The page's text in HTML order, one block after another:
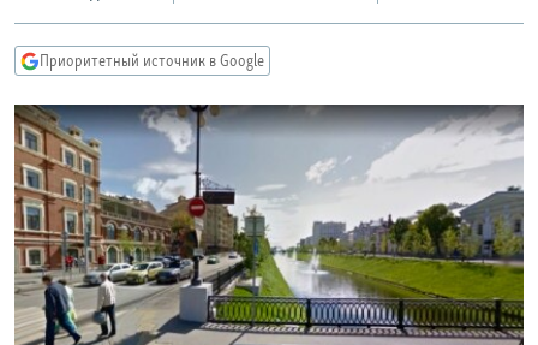
Вернутся
поиску
КАВКАЗ.РЕАЛИИ
СЕВЕР.РЕАЛИИ
СИБИРЬ.РЕАЛИИ
РАСПИСАНИЕ ВЕЩАНИЯ
ПОДПИШИТЕСЬ НА РАССЫЛКУ
СОЦИАЛЬНЫЕ СЕТИ
Приоритетный источник в Google